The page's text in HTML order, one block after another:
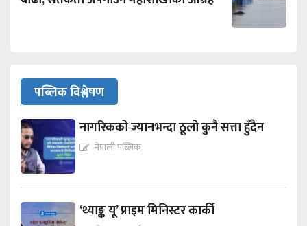
पब्लिक विश्लेषण
नागरिकको ज्यानभन्दा ठूलो कुनै सत्ता हुँदैन
नेपाली पब्लिक
‘थ्याङ्क यू’ प्राइम मिनिस्टर कार्की